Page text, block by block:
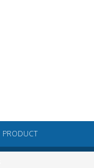
PRODUCT